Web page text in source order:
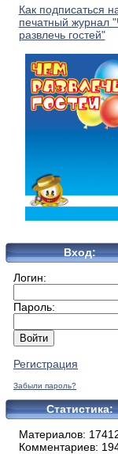
Как подписаться
печатный журнал
развлечь гостей"
Вход:
Логин:
Пароль:
Регистрация
Забыли пароль?
Статистика:
Материалов:
Комментариев: